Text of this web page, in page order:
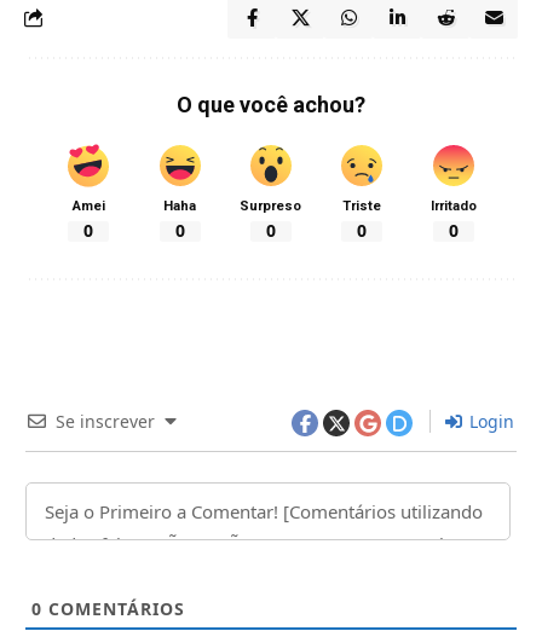
O que você achou?
Amei
0
Haha
0
Surpreso
0
Triste
0
Irritado
0
Se inscrever Login
0 COMENTÁRIOS